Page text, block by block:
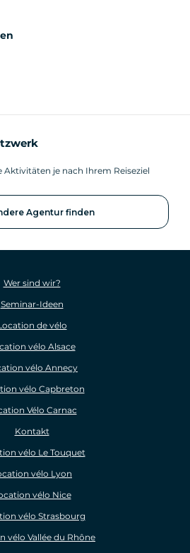
Aktivitäten je nach Ihrem Reiseziel
Agentur finden
Wer sind wir?
Seminar-Ideen
de vélo
vélo Alsace
vélo Annecy
vélo Capbreton
Vélo Carnac
Kontakt
vélo Le Touquet
vélo Lyon
vélo Nice
vélo Strasbourg
vélo Vallée du Rhône